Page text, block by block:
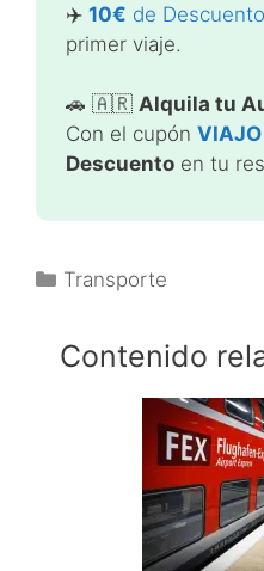
✈️ 10€ de
primer viaje.
🚗 🇦🇷 Alquila tu
Con el cupón VIAJO
Descuento en tu
Categorías
Transporte
Contenido